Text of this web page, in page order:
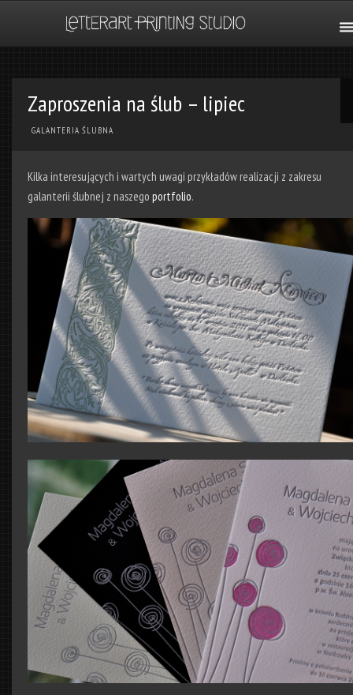
Zaproszenia na ślub – lipiec
GALANTERIA ŚLUBNA
Kilka interesujących i wartych uwagi przykładów realizacji z zakresu
galanterii ślubnej z naszegoportfolio.